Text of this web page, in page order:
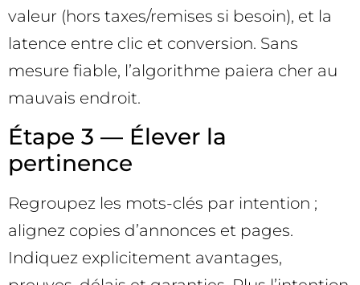
valeur (hors taxes/remises si besoin), et la
latence entre clic et conversion. Sans
mesure fiable, l’algorithme paiera cher au
mauvais endroit.
Étape 3 — Élever la
pertinence
Regroupez les mots-clés par intention ;
alignez copies d’annonces et pages.
Indiquez explicitement avantages,